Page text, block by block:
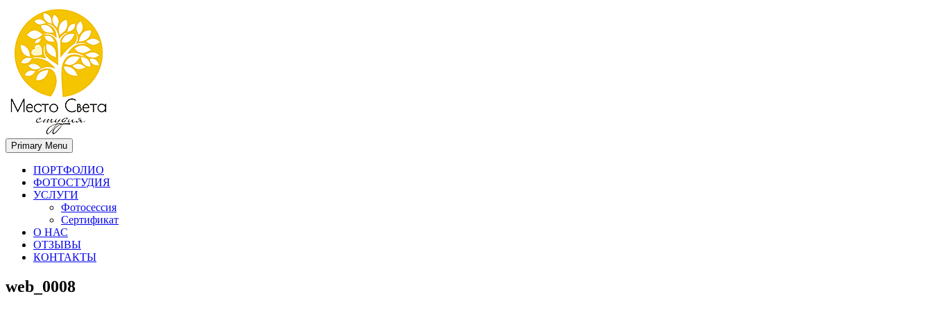
Место света. Свадебный фотограф в Орле Апальков Вячеслав
Свадебный фотограф в Орле
Primary Menu
ПОРТФОЛИО
ФОТОСТУДИЯ
УСЛУГИ
Фотосессия
Сертификат
О НАС
ОТЗЫВЫ
КОНТАКТЫ
web_0008